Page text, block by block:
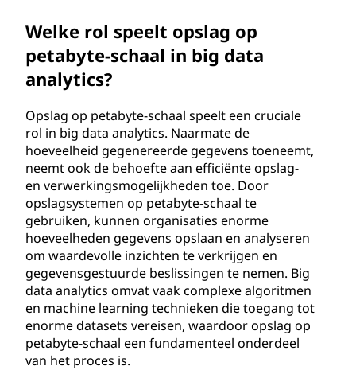
Welke rol speelt opslag op
petabyte-schaal in big data
analytics?
Opslag op petabyte-schaal speelt een cruciale
rol in big data analytics. Naarmate de
hoeveelheid gegenereerde gegevens toeneemt,
neemt ook de behoefte aan efficiënte opslag-
en verwerkingsmogelijkheden toe. Door
opslagsystemen op petabyte-schaal te
gebruiken, kunnen organisaties enorme
hoeveelheden gegevens opslaan en analyseren
om waardevolle inzichten te verkrijgen en
gegevensgestuurde beslissingen te nemen. Big
data analytics omvat vaak complexe algoritmen
en machine learning technieken die toegang tot
enorme datasets vereisen, waardoor opslag op
petabyte-schaal een fundamenteel onderdeel
van het proces is.